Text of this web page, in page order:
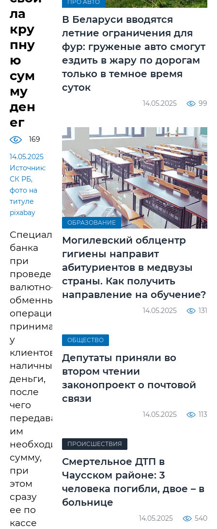
ла
кру
пну
ю
сум
му
ден
ег
169
14.05.2025
Источник:
СК РБ,
фото на
титуле
pixabay
Специалист
банка
при
проведении
валютно-
обменных
операций
принимала
у
клиентов
наличные
деньги,
после
чего
передавала
им
необходимую
сумму,
при
этом
сразу
ее по
кассе
ПРО АВТО
В Беларуси вводятся
летние ограничения для
фур: груженые авто смогут
ездить в жару по дорогам
только в темное время
суток
14.05.2025 99
ОБРАЗОВАНИЕ
Могилевский облцентр
гигиены направит
абитуриентов в медвузы
страны. Как получить
направление на обучение?
14.05.2025 131
ОБЩЕСТВО
Депутаты приняли во
втором чтении
законопроект о почтовой
связи
14.05.2025 113
ПРОИСШЕСТВИЯ
Смертельное ДТП в
Чаусском районе: 3
человека погибли, двое – в
больнице
14.05.2025 540